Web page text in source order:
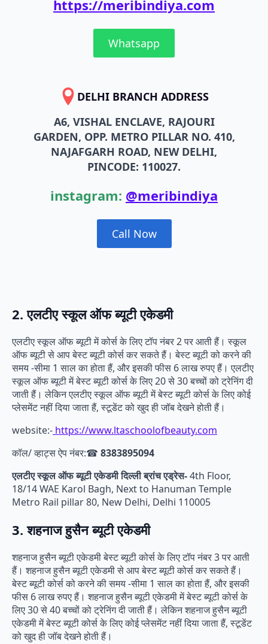
https://meribindiya.com
Whatsapp
DELHI BRANCH ADDRESS
A6, VISHAL ENCLAVE, RAJOURI
GARDEN, OPP. METRO PILLAR NO. 410,
NAJAFGARH ROAD, NEW DELHI,
PINCODE: 110027.
instagram: @meribindiya
Call Now
2. एलटीए स्कूल ऑफ ब्यूटी एकेडमी
एलटीए स्कूल ऑफ ब्यूटी में कोर्स के लिए टॉप नंबर 2 पर आती हैं। स्कूल
ऑफ ब्यूटी से आप बेस्ट ब्यूटी कोर्स कर सकते हैं। बेस्ट ब्यूटी को करने की
समय -सीमा 1 साल का होता हैं, और इसकी फीस 6 लाख रुपए हैं। एलटीए
स्कूल ऑफ ब्यूटी में बेस्ट ब्यूटी कोर्स के लिए 20 से 30 बच्चों को ट्रेनिंग दी
जाती हैं। लेकिन एलटीए स्कूल ऑफ ब्यूटी में बेस्ट ब्यूटी कोर्स के लिए कोई
प्लेसमेंट नहीं दिया जाता हैं, स्टूडेंट को खुद ही जॉब देखने होती हैं।
website:- https://www.ltaschoolofbeauty.com
कॉल/ व्हाट्स ऐप नंबर:☎ 8383895094
एलटीए स्कूल ऑफ ब्यूटी एकेडमी दिल्ली ब्रांच एड्रेस-4th Floor,
18/14 WAE Karol Bagh, Next to Hanuman Temple
Metro Rail pillar 80, New Delhi, Delhi 110005
3. शहनाज हुसैन ब्यूटी एकेडमी
शहनाज हुसैन ब्यूटी एकेडमी बेस्ट ब्यूटी कोर्स के लिए टॉप नंबर 3 पर आती
हैं। शहनाज हुसैन ब्यूटी एकेडमी से आप बेस्ट ब्यूटी कोर्स कर सकते हैं।
बेस्ट ब्यूटी कोर्स को करने की समय -सीमा 1 साल का होता हैं, और इसकी
फीस 6 लाख रुपए हैं। शहनाज हुसैन ब्यूटी एकेडमी में बेस्ट ब्यूटी कोर्स के
लिए 30 से 40 बच्चों को ट्रेनिंग दी जाती हैं। लेकिन शहनाज हुसैन ब्यूटी
एकेडमी में बेस्ट ब्यूटी कोर्स के लिए कोई प्लेसमेंट नहीं दिया जाता हैं, स्टूडेंट
को खुद ही जॉब देखने होती हैं।